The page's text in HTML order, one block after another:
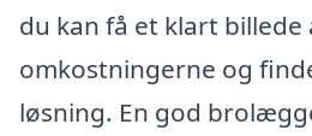
du kan få et klart billede
omkostningerne og
løsning. En god